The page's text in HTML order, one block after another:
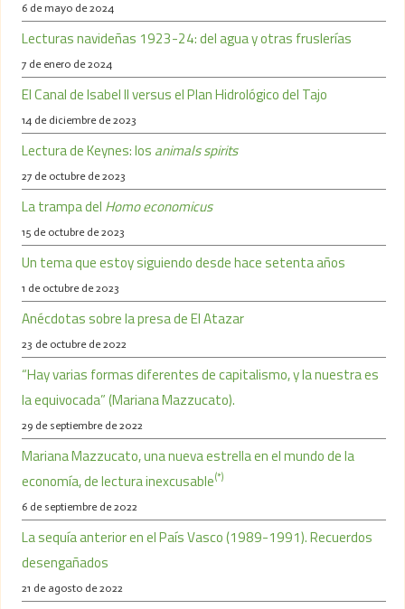
6 de mayo de 2024
Lecturas navideñas 1923-24: del agua y otras fruslerías
7 de enero de 2024
El Canal de Isabel II versus el Plan Hidrológico del Tajo
14 de diciembre de 2023
Lectura de Keynes: los animals spirits
27 de octubre de 2023
La trampa del Homo economicus
15 de octubre de 2023
Un tema que estoy siguiendo desde hace setenta años
1 de octubre de 2023
Anécdotas sobre la presa de El Atazar
23 de octubre de 2022
“Hay varias formas diferentes de capitalismo, y la nuestra es
la equivocada” (Mariana Mazzucato).
29 de septiembre de 2022
Mariana Mazzucato, una nueva estrella en el mundo de la
economía, de lectura inexcusable(*)
6 de septiembre de 2022
La sequía anterior en el País Vasco (1989-1991). Recuerdos
desengañados
21 de agosto de 2022